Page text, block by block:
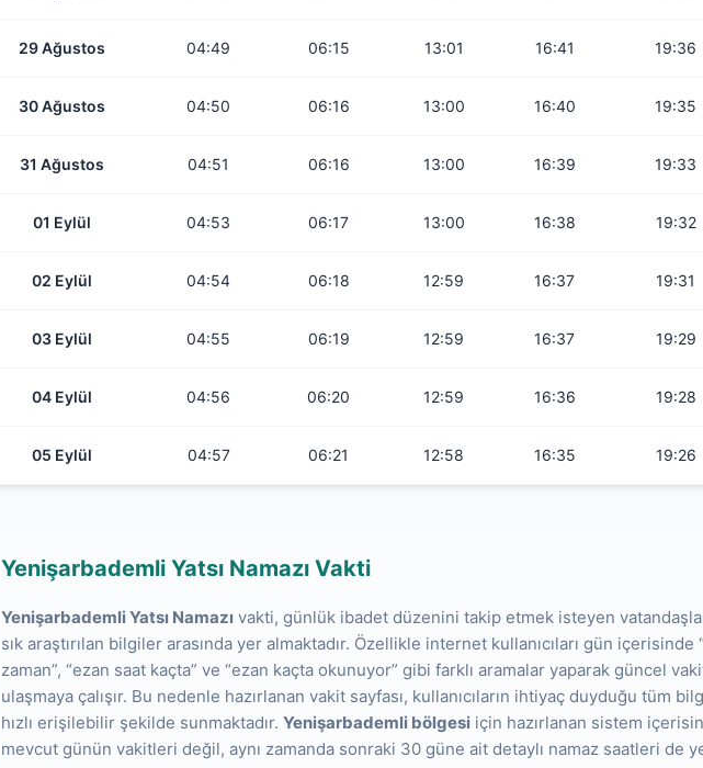
29 Ağustos 04:49 06:15 13:01 16:41 19:36
30 Ağustos 04:50 06:16 13:00 16:40 19:35
31 Ağustos 04:51 06:16 13:00 16:39 19:33
01 Eylül 04:53 06:17 13:00 16:38 19:32
02 Eylül 04:54 06:18 12:59 16:37 19:31
03 Eylül 04:55 06:19 12:59 16:37 19:29
04 Eylül 04:56 06:20 12:59 16:36 19:28
05 Eylül 04:57 06:21 12:58 16:35 19:26
Yenişarbademli Yatsı Namazı Vakti
Yenişarbademli Yatsı Namazı vakti, günlük ibadet düzenini takip etmek isteyen
sık araştırılan bilgiler arasında yer almaktadır. Özellikle internet kullanıcıları gün içerisinde
zaman”, “ezan saat kaçta” ve “ezan kaçta okunuyor” gibi farklı aramalar yaparak güncel
ulaşmaya çalışır. Bu nedenle hazırlanan vakit sayfası, kullanıcıların ihtiyaç duyduğu tüm
hızlı erişilebilir şekilde sunmaktadır. Yenişarbademli bölgesi için hazırlanan sistem
mevcut günün vakitleri değil, aynı zamanda sonraki 30 güne ait detaylı namaz saatleri de